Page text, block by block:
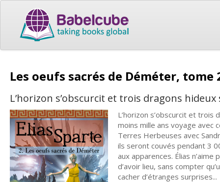
Les oeufs sacrés de Déméter, tome
L’horizon s’obscurcit et trois dragons hideux
L’horizon s’obscurcit et trois
moins mille ans voyage avec
Terres Herbeuses avec
ils seront couvés pendant 3
aux apparences. Élias
d’avoir lieu, sans compter
cacher d’étranges surprises...